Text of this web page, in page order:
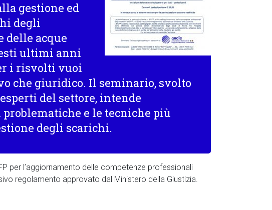
gestione ed
degli
delle acque
ultimi anni
i risvolti vuoi
che giuridico. Il seminario, svolto
del settore, intende
e le tecniche più
degli scarichi.
per l’aggiornamento delle competenze professionali
regolamento approvato dal Ministero della Giustizia.